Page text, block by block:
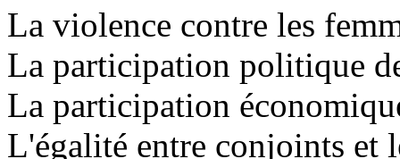
La violence contre les
La participation politique
La participation
L'égalité entre conjoints et